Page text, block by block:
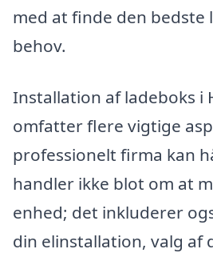
med at finde den bedste
behov.
Installation af ladeboks i
omfatter flere vigtige
professionelt firma kan
handler ikke blot om at
enhed; det inkluderer
din elinstallation, valg af